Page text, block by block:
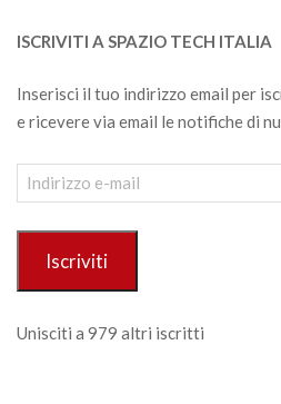
ISCRIVITI A SPAZIO TECH ITALIA
Inserisci il tuo indirizzo email per
e ricevere via email le notifiche di
Indirizzo
e-
Iscriviti
Unisciti a 979 altri iscritti